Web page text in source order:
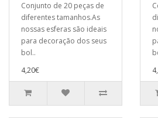
Conjunto de 20 peças de
diferentes tamanhos.As
nossas esferas são ideais
para decoração dos seus
bol..
4,20€